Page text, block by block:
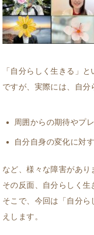
「自分らしく生きる」
ですが、実際には、自分
周囲からの期待やプ
自分自身の変化に対
など、様々な障害があり
その反面、自分らしく生
そこで、今回は「自分
えします。